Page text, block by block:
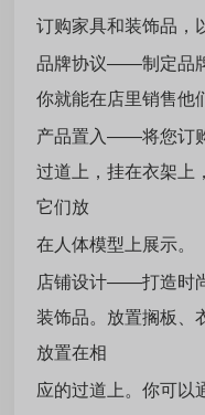
订购家具和装饰品，
品牌协议——制定品
你就能在店里销售他
产品置入——将您订
过道上，挂在衣架上
它们放
在人体模型上展示。
店铺设计——打造时
装饰品。放置搁板、
放置在相
应的过道上。你可以